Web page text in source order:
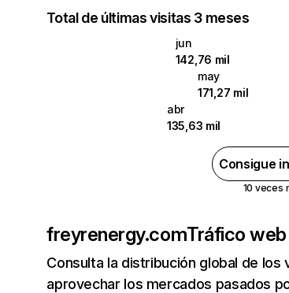
Total de últimas visitas 3 meses
jun
142,76 mil
may
171,27 mil
abr
135,63 mil
Consigue
10 veces
freyrenergy.comTráfico
Consulta la distribución global de
aprovechar los mercados pasados